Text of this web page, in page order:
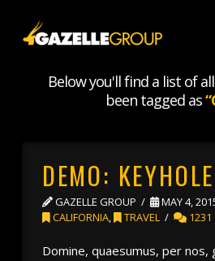
TAG
Below you'll find a list of
been tagged as
DEMO:
GAZELLE GROUP
MAY 4,
CALIFORNIA, TRAVEL 1231
Domine, quaesumus, per